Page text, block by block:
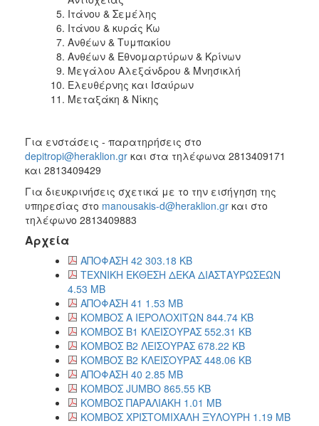
Ιτάνου & Σεμέλης
Ιτάνου & κυράς Κω
Ανθέων & Τυμπακίου
Ανθέων & Εθνομαρτύρων & Κρίνων
Μεγάλου Αλεξάνδρου & Μνησικλή
Ελευθέρνης και Ισαύρων
Μεταξάκη & Νίκης
Για ενστάσεις - παρατηρήσεις στο
depitropi@heraklion.gr και στα τηλέφωνα 2813409171
και 2813409429
Για διευκρινήσεις σχετικά με το την εισήγηση της
υπηρεσίας στο manousakis-d@heraklion.gr και στο
τηλέφωνο 2813409883
Αρχεία
ΑΠΟΦΑΣΗ 42 303.18 KB
ΤΕΧΝΙΚΗ ΕΚΘΕΣΗ ΔΕΚΑ ΔΙΑΣΤΑΥΡΩΣΕΩΝ
4.53 MB
ΑΠΟΦΑΣΗ 41 1.53 MB
ΚΟΜΒΟΣ Α ΙΕΡΟΛΟΧΙΤΩΝ 844.74 KB
ΚΟΜΒΟΣ Β1 ΚΛΕΙΣΟΥΡΑΣ 552.31 KB
ΚΟΜΒΟΣ Β2 ΛΕΙΣΟΥΡΑΣ 678.22 KB
ΚΟΜΒΟΣ Β2 ΚΛΕΙΣΟΥΡΑΣ 448.06 KB
ΑΠΟΦΑΣΗ 40 2.85 MB
ΚΟΜΒΟΣ JUMBO 865.55 KB
ΚΟΜΒΟΣ ΠΑΡΑΛΙΑΚΗ 1.01 MB
ΚΟΜΒΟΣ ΧΡΙΣΤΟΜΙΧΑΛΗ ΞΥΛΟΥΡΗ 1.19 MB